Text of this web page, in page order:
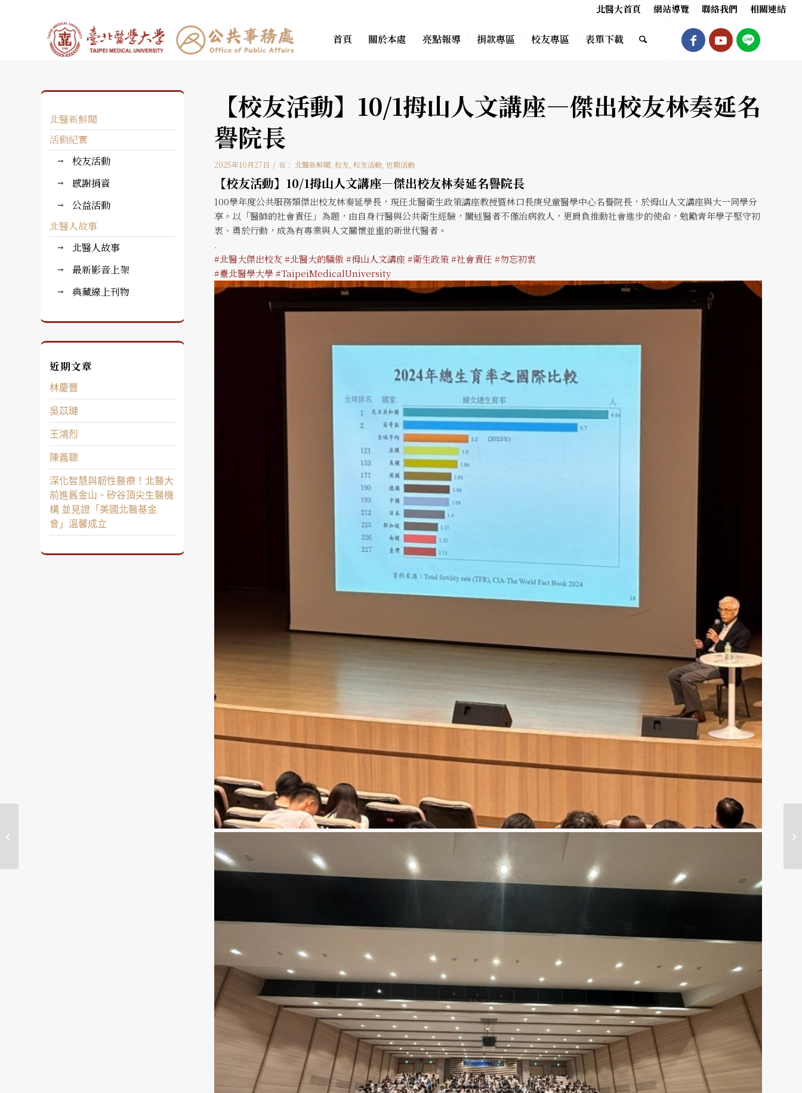
北醫大首頁 網站導覽 聯絡我們 相關連結
首頁 關於本處 亮點報導 捐款專區 校友專區 表單下載
【校友活動】10/1拇山人文講座—傑出校友林奏延名
譽院長
2025年10月27日 / 在： 北醫新鮮聞 校友 校友活動 近期活動
【校友活動】10/1拇山人文講座—傑出校友林奏延名譽院長
100學年度公共服務類傑出校友林奏延學長，現任北醫衛生政策講座教授暨林口長庚兒童醫學中心名譽院長，於拇山人文講座與大一同學分
享。以「醫師的社會責任」為題，由自身行醫與公共衛生經驗，闡述醫者不僅治病救人，更肩負推動社會進步的使命，勉勵青年學子堅守初
衷、勇於行動，成為有專業與人文關懷並重的新世代醫者。
.
#北醫大傑出校友 #北醫大的驕傲 #拇山人文講座#衛生政策#社會責任 #勿忘初衷
#臺北醫學大學 #TaipeiMedicalUniversity
北醫新鮮聞
活動紀實
校友活動
感謝捐資
公益活動
北醫人故事
北醫人故事
最新影音上架
典藏線上刊物
近期文章
林慶豐
吳苡璉
王鴻烈
陳義聰
深化智慧與韌性醫療！北醫大
前進舊金山、矽谷頂尖生醫機
構 並見證「美國北醫基金
會」溫馨成立